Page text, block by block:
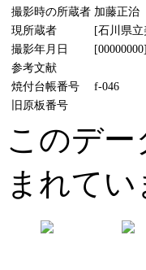
撮影時の所蔵者 加藤正治
現所蔵者
[石川県
撮影年月日
[00000000]
参考文献
焼付台帳番号
f-046
旧原板番号
このデ
まれてい